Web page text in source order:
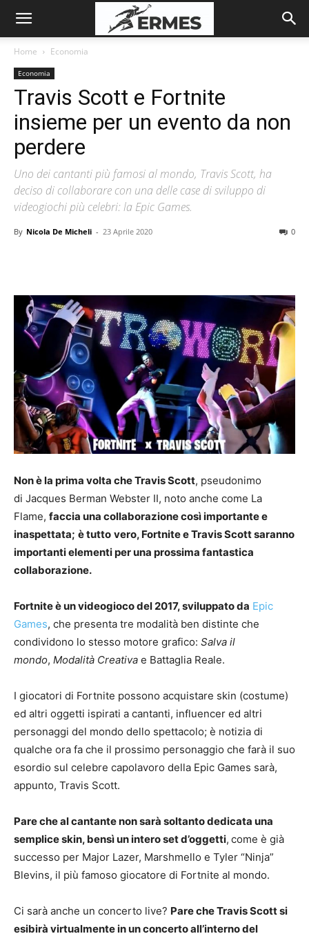
Home Economia
Economia
Travis Scott e Fortnite
insieme per un evento da non
perdere
Uno dei cantanti più famosi al mondo, Travis Scott, ha
deciso di collaborare con una delle case di sviluppo di
videogiochi più celebri: la Epic Games.
By Nicola De Micheli - 23 Aprile 2020 0
Non è la prima volta che Travis Scott, pseudonimo
di Jacques Berman Webster II, noto anche come La
Flame, faccia una collaborazione così importante e
inaspettata; è tutto vero, Fortnite e Travis Scott saranno
importanti elementi per una prossima fantastica
collaborazione.
Fortnite è un videogioco del 2017, sviluppato da Epic
Games, che presenta tre modalità ben distinte che
condividono lo stesso motore grafico: Salva il
mondo, Modalità Creativa e Battaglia Reale.
I giocatori di Fortnite possono acquistare skin (costume)
ed altri oggetti ispirati a cantanti, influencer ed altri
personaggi del mondo dello spettacolo; è notizia di
qualche ora fa che il prossimo personaggio che farà il suo
esordio sul celebre capolavoro della Epic Games sarà,
appunto, Travis Scott.
Pare che al cantante non sarà soltanto dedicata una
semplice skin, bensì un intero set d’oggetti, come è già
successo per Major Lazer, Marshmello e Tyler “Ninja”
Blevins, il più famoso giocatore di Fortnite al mondo.
Ci sarà anche un concerto live? Pare che Travis Scott si
esibirà virtualmente in un concerto all’interno del